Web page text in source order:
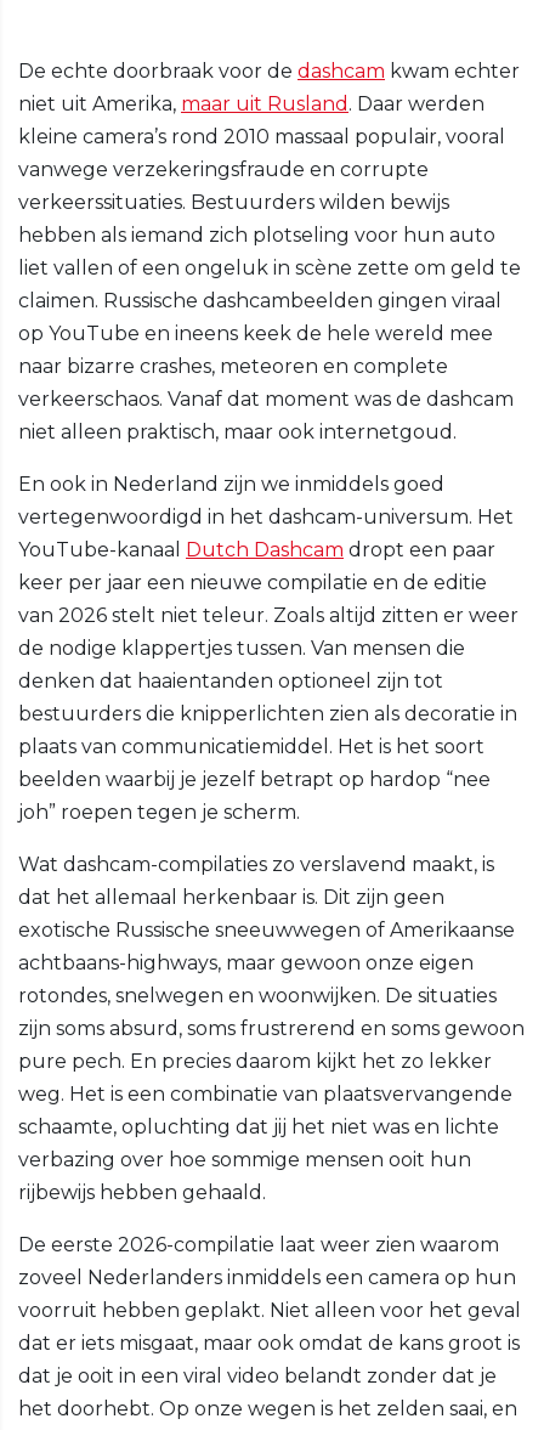
De echte doorbraak voor de dashcam kwam echter
niet uit Amerika, maar uit Rusland . Daar werden
kleine camera’s rond 2010 massaal populair, vooral
vanwege verzekeringsfraude en corrupte
verkeerssituaties. Bestuurders wilden bewijs
hebben als iemand zich plotseling voor hun auto
liet vallen of een ongeluk in scène zette om geld te
claimen. Russische dashcambeelden gingen viraal
op YouTube en ineens keek de hele wereld mee
naar bizarre crashes, meteoren en complete
verkeerschaos. Vanaf dat moment was de dashcam
niet alleen praktisch, maar ook internetgoud.
En ook in Nederland zijn we inmiddels goed
vertegenwoordigd in het dashcam-universum. Het
YouTube-kanaal Dutch Dashcam dropt een paar
keer per jaar een nieuwe compilatie en de editie
van 2026 stelt niet teleur. Zoals altijd zitten er weer
de nodige klappertjes tussen. Van mensen die
denken dat haaientanden optioneel zijn tot
bestuurders die knipperlichten zien als decoratie in
plaats van communicatiemiddel. Het is het soort
beelden waarbij je jezelf betrapt op hardop “nee
joh” roepen tegen je scherm.
Wat dashcam-compilaties zo verslavend maakt, is
dat het allemaal herkenbaar is. Dit zijn geen
exotische Russische sneeuwwegen of Amerikaanse
achtbaans-highways, maar gewoon onze eigen
rotondes, snelwegen en woonwijken. De situaties
zijn soms absurd, soms frustrerend en soms gewoon
pure pech. En precies daarom kijkt het zo lekker
weg. Het is een combinatie van plaatsvervangende
schaamte, opluchting dat jij het niet was en lichte
verbazing over hoe sommige mensen ooit hun
rijbewijs hebben gehaald.
De eerste 2026-compilatie laat weer zien waarom
zoveel Nederlanders inmiddels een camera op hun
voorruit hebben geplakt. Niet alleen voor het geval
dat er iets misgaat, maar ook omdat de kans groot is
dat je ooit in een viral video belandt zonder dat je
het doorhebt. Op onze wegen is het zelden saai, en